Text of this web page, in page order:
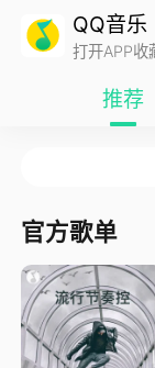
QQ音乐
打开APP收
推荐
官方歌单